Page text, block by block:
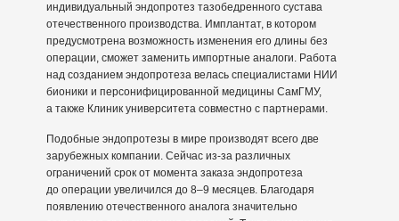
индивидуальный эндопротез тазобедренного сустава
отечественного производства. Имплантат, в котором
предусмотрена возможность изменения его длины без
операции, сможет заменить импортные аналоги. Работа
над созданием эндопротеза велась специалистами НИИ
бионики и персонифицированной медицины СамГМУ,
а также Клиник университета совместно с партнерами.
Подобные эндопротезы в мире производят всего две
зарубежных компании. Сейчас из-за различных
ограничений срок от момента заказа эндопротеза
до операции увеличился до 8–9 месяцев. Благодаря
появлению отечественного аналога значительно